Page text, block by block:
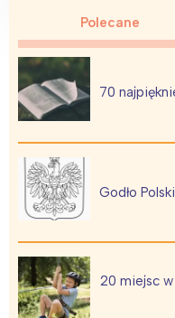
Polecane
70
Godło
20 miejsc